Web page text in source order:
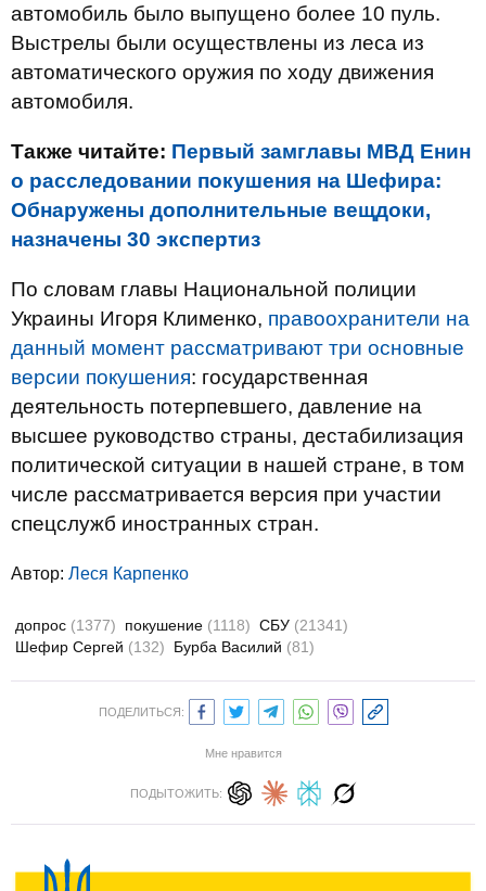
автомобиль было выпущено более 10 пуль.
Выстрелы были осуществлены из леса из
автоматического оружия по ходу движения
автомобиля.
Также читайте: Первый замглавы МВД Енин
о расследовании покушения на Шефира:
Обнаружены дополнительные вещдоки,
назначены 30 экспертиз
По словам главы Национальной полиции
Украины Игоря Клименко, правоохранители на
данный момент рассматривают три основные
версии покушения: государственная
деятельность потерпевшего, давление на
высшее руководство страны, дестабилизация
политической ситуации в нашей стране, в том
числе рассматривается версия при участии
спецслужб иностранных стран.
Автор: Леся Карпенко
допрос (1377) покушение (1118) СБУ (21341)
Шефир Сергей (132) Бурба Василий (81)
ПОДЕЛИТЬСЯ:
Мне нравится
ПОДЫТОЖИТЬ: